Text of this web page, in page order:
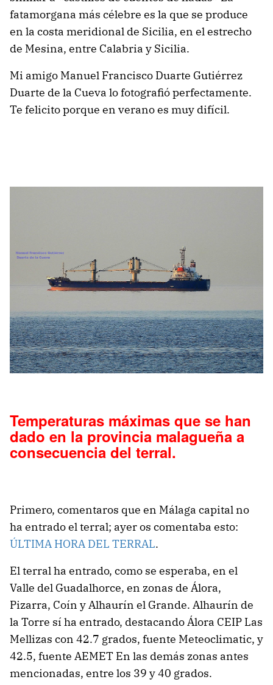
fatamorgana más célebre es la que se produce
en la costa meridional de Sicilia, en el estrecho
de Mesina, entre Calabria y Sicilia.
Mi amigo Manuel Francisco Duarte Gutiérrez
Duarte de la Cueva lo fotografió perfectamente.
Te felicito porque en verano es muy difícil.
Temperaturas máximas que se han
dado en la provincia malagueña a
consecuencia del terral.
Primero, comentaros que en Málaga capital no
ha entrado el terral; ayer os comentaba esto:
ÚLTIMA HORA DEL TERRAL.
El terral ha entrado, como se esperaba, en el
Valle del Guadalhorce, en zonas de Álora,
Pizarra, Coín y Alhaurín el Grande. Alhaurín de
la Torre sí ha entrado, destacando Álora CEIP Las
Mellizas con 42.7 grados, fuente Meteoclimatic, y
42.5, fuente AEMET En las demás zonas antes
mencionadas, entre los 39 y 40 grados.